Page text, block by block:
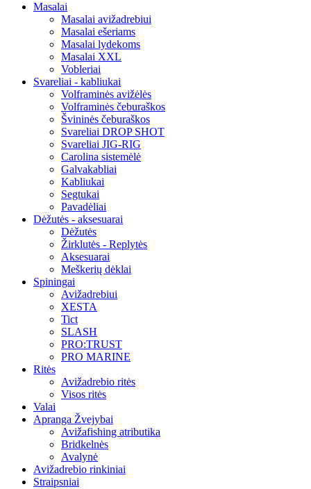
Masalai
Masalai avižadrebiui
Masalai ešeriams
Masalai lydekoms
Masalai XXL
Vobleriai
Svareliai - kabliukai
Volframinės avižėlės
Volframinės čeburaškos
Švininės čeburaškos
Svareliai DROP SHOT
Svareliai JIG-RIG
Carolina sistemėlė
Galvakabliai
Kabliukai
Segtukai
Pavadėliai
Dėžutės - aksesuarai
Dėžutės
Žirklutės - Replytės
Aksesuarai
Meškerių dėklai
Spiningai
Avižadrebiui
XESTA
Tict
SLASH
PRO:TRUST
PRO MARINE
Ritės
Avižadrebio ritės
Visos ritės
Valai
Apranga Žvejybai
Avižafishing atributika
Bridkelnės
Avalynė
Avižadrebio rinkiniai
Straipsniai